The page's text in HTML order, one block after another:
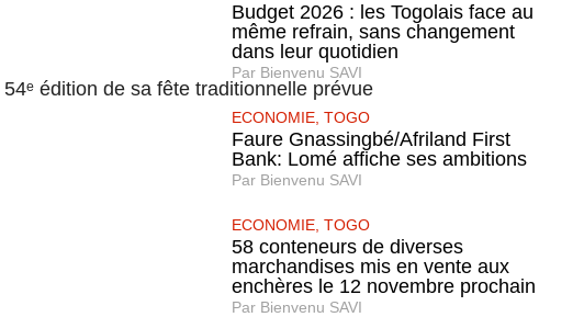
édition de sa fête traditionnelle prévue
Budget 2026 : les Togolais face au
même refrain, sans changement
dans leur quotidien
Par Bienvenu SAVI
ECONOMIE TOGO
Faure Gnassingbé/Afriland First
Bank: Lomé affiche ses ambitions
Par Bienvenu SAVI
ECONOMIE TOGO
58 conteneurs de diverses
marchandises mis en vente aux
enchères le 12 novembre prochain
Par Bienvenu SAVI